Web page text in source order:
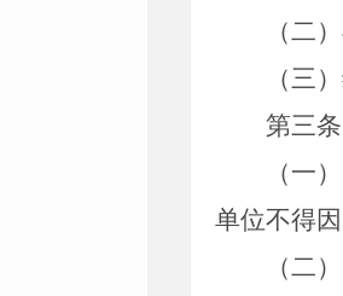
（二
（三
第三条
（一
单位不得
（二